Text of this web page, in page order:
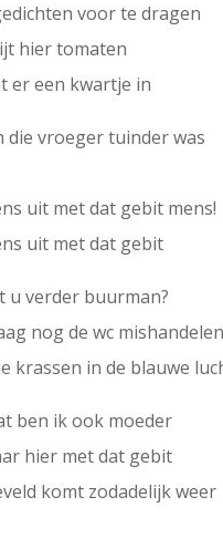
voor te dragen
hier tomaten
er een kwartje in
die vroeger tuinder was
uit met dat gebit mens!
uit met dat gebit
u verder buurman?
nog de wc mishandelen
krassen in de blauwe
ben ik ook moeder
hier met dat gebit
komt zodadelijk weer